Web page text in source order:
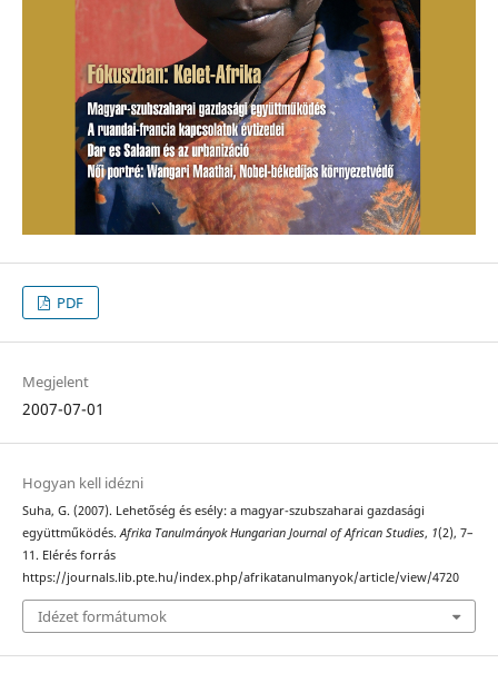
PDF
Megjelent
2007-07-01
Hogyan kell idézni
Suha, G. (2007). Lehetőség és esély: a magyar-szubszaharai gazdasági
együttműködés.Afrika Tanulmányok Hungarian Journal of African Studies, 1(2), 7–
11. Elérés forrás
https://journals.lib.pte.hu/index.php/afrikatanulmanyok/article/view/4720
Idézet formátumok